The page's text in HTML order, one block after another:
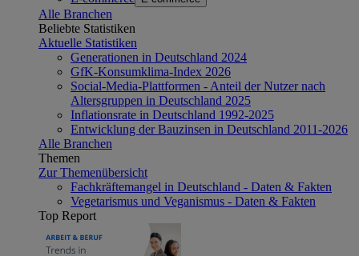
Alle Branchen
Beliebte Statistiken
Aktuelle Statistiken
Generationen in Deutschland 2024
GfK-Konsumklima-Index 2026
Social-Media-Plattformen - Anteil der Nutzer nach
Altersgruppen in Deutschland 2025
Inflationsrate in Deutschland 1992-2025
Entwicklung der Bauzinsen in Deutschland 2011-2026
Alle Branchen
Themen
Zur Themenübersicht
Fachkräftemangel in Deutschland - Daten & Fakten
Vegetarismus und Veganismus - Daten & Fakten
Top Report